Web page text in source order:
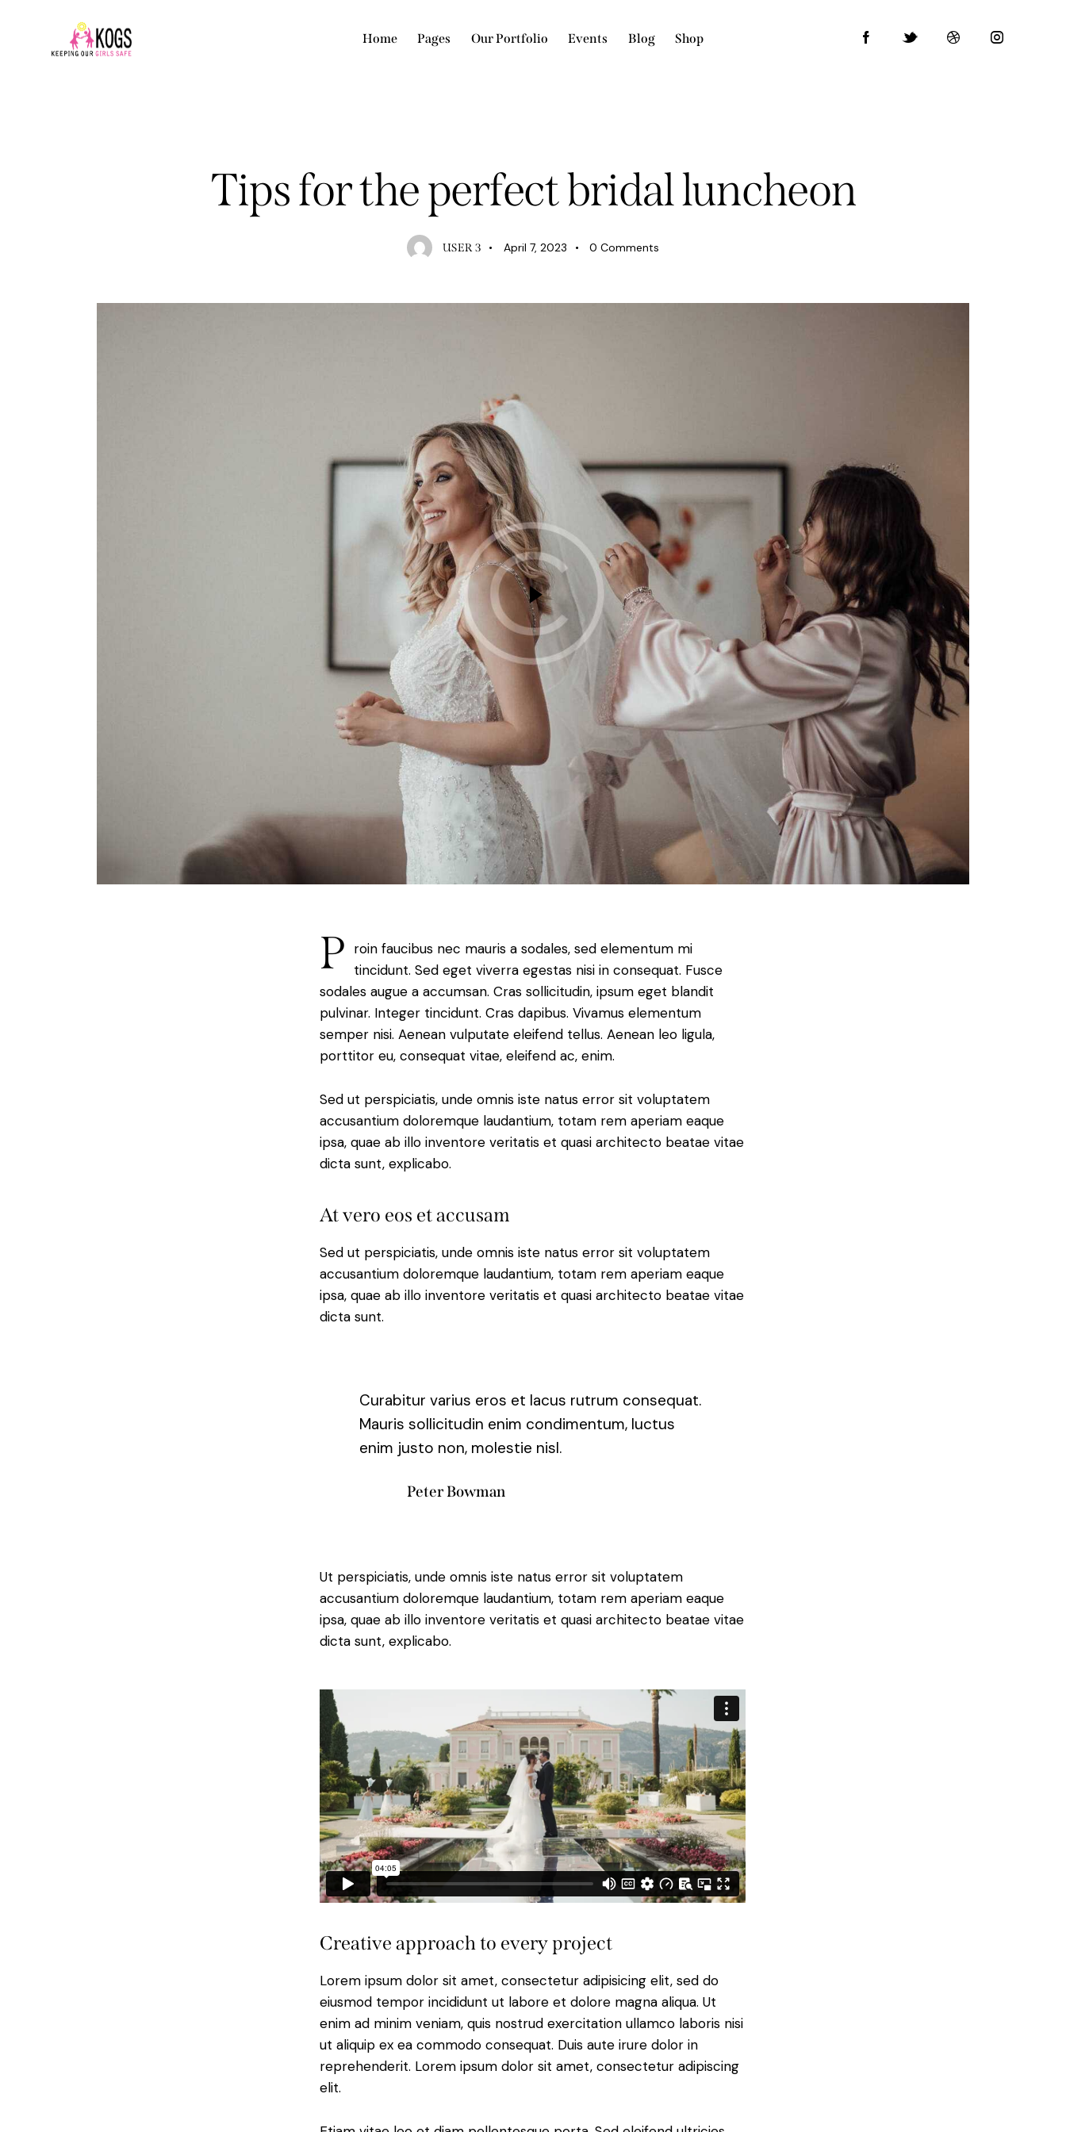
Home Pages Our Portfolio Events Blog Shop
Tips for the perfect bridal luncheon
USER 3 April 7, 2023 0 Comments
P roin faucibus nec mauris a sodales, sed elementum mi
tincidunt. Sed eget viverra egestas nisi in consequat. Fusce
sodales augue a accumsan. Cras sollicitudin, ipsum eget blandit
pulvinar. Integer tincidunt. Cras dapibus. Vivamus elementum
semper nisi. Aenean vulputate eleifend tellus. Aenean leo ligula,
porttitor eu, consequat vitae, eleifend ac, enim.
Sed ut perspiciatis, unde omnis iste natus error sit voluptatem
accusantium doloremque laudantium, totam rem aperiam eaque
ipsa, quae ab illo inventore veritatis et quasi architecto beatae vitae
dicta sunt, explicabo.
At vero eos et accusam
Sed ut perspiciatis, unde omnis iste natus error sit voluptatem
accusantium doloremque laudantium, totam rem aperiam eaque
ipsa, quae ab illo inventore veritatis et quasi architecto beatae vitae
dicta sunt.
Curabitur varius eros et lacus rutrum consequat.
Mauris sollicitudin enim condimentum, luctus
enim justo non, molestie nisl.
Peter Bowman
Ut perspiciatis, unde omnis iste natus error sit voluptatem
accusantium doloremque laudantium, totam rem aperiam eaque
ipsa, quae ab illo inventore veritatis et quasi architecto beatae vitae
dicta sunt, explicabo.
Creative approach to every project
Lorem ipsum dolor sit amet, consectetur adipisicing elit, sed do
eiusmod tempor incididunt ut labore et dolore magna aliqua. Ut
enim ad minim veniam, quis nostrud exercitation ullamco laboris nisi
ut aliquip ex ea commodo consequat. Duis aute irure dolor in
reprehenderit. Lorem ipsum dolor sit amet, consectetur adipiscing
elit.